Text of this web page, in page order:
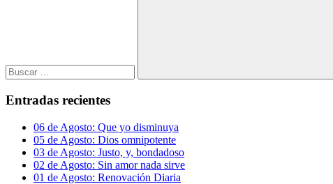
Buscar
Entradas recientes
06 de Agosto: Que yo disminuya
05 de Agosto: Dios omnipotente
03 de Agosto: Justo, y, bondadoso
02 de Agosto: Sin amor nada sirve
01 de Agosto: Renovación Diaria